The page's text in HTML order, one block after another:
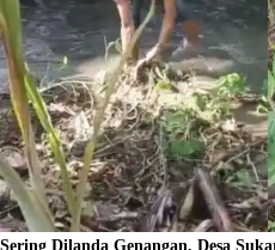
Sering Dilanda Genangan, Desa